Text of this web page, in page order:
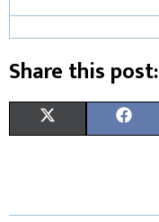
Share this post:
W E